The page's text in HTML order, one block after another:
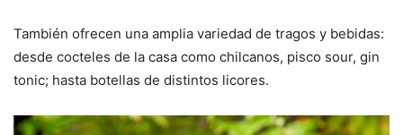
También ofrecen una amplia variedad de tragos y bebidas:
desde cocteles de la casa como chilcanos, pisco sour, gin
tonic; hasta botellas de distintos licores.